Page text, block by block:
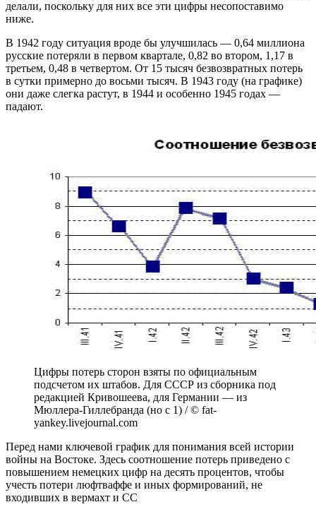
делали, поскольку для них все эти цифры несопоставимо
ниже.
В 1942 году ситуация вроде бы улучшилась — 0,64 миллиона
русские потеряли в первом квартале, 0,82 во втором, 1,17 в
третьем, 0,48 в четвертом. От 15 тысяч безвозвратных потерь
в сутки примерно до восьми тысяч. В 1943 году (на графике)
они даже слегка растут, в 1944 и особенно 1945 годах —
падают.
Цифры потерь сторон взяты по официальным
подсчетом их штабов. Для СССР из сборника под
редакцией Кривошеева, для Германии — из
Мюллера-Гиллебранда (но с 1) / © fat-
yankey.livejournal.com
Перед нами ключевой график для понимания всей истории
войны на Востоке. Здесь соотношение потерь приведено с
повышением немецких цифр на десять процентов, чтобы
учесть потери люфтваффе и иных формирований, не
входивших в вермахт и СС